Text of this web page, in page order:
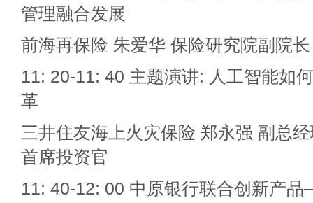
管理融合发展
前海再保险 朱爱华 保险研究院副院长
11: 20-11: 40 主题演讲: 人工智能如
革
三井住友海上火灾保险 郑永强 副总
首席投资官
11: 40-12: 00 中原银行联合创新产品